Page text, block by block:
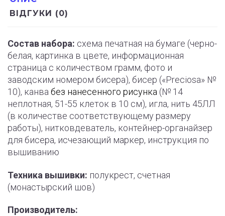
ВІДГУКИ (0)
Состав набора: схема печатная на бумаге (черно-
белая, картинка в цвете, информационная
страница с количеством грамм, фото и
заводским номером бисера), бисер («Preciosa» №
10), канва без нанесенного рисунка (№ 14
неплотная, 51-55 клеток в 10 см), игла, нить 45ЛЛ
(в количестве соответствующему размеру
работы), нитковдеватель, контейнер-органайзер
для бисера, исчезающий маркер, инструкция по
вышиванию
Техника вышивки: полукрест, счетная
(монастырский шов)
Производитель: